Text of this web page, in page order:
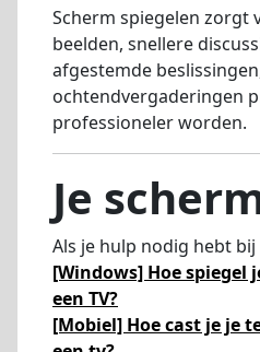
Scherm spiegelen zorgt
beelden, snellere
afgestemde
ochtendvergaderingen
professioneler worden.
Je
Als je hulp nodig hebt
[Windows] Hoe spiegel
een TV?
[Mobiel] Hoe cast je je